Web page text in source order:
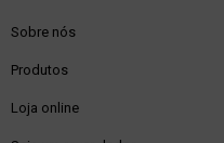
Sobre nós
Produtos
Loja online